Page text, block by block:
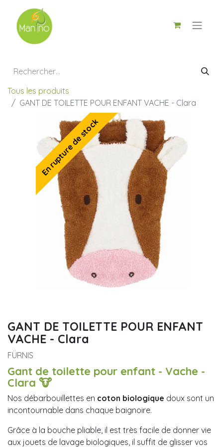
Tous les produits
GANT DE TOILETTE POUR ENFANT VACHE - Clara
En rupture de stock
GANT DE TOILETTE POUR ENFANT
VACHE - Clara
FÜRNIS
Gant de toilette pour enfant - Vache -
Clara 🐮
Nos débarbouillettes en coton biologique doux sont un
incontournable dans chaque baignoire.
Grâce à la bouche pliable, il est très facile de donner vie
aux jouets de lavage biologiques, il suffit de glisser vos